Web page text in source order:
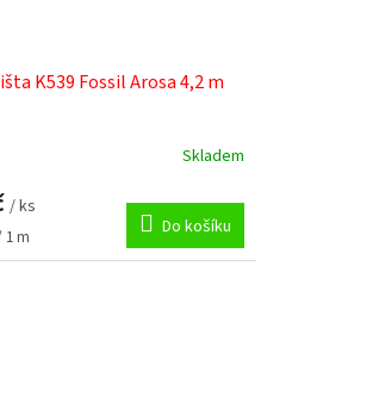
K539 Fossil Arosa 4,2 m
Skladem
/ ks
1 m Do košíku